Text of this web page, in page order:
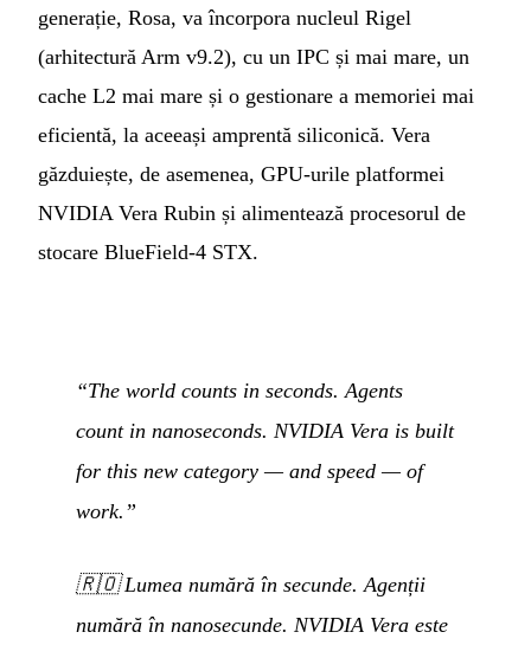
generație, Rosa, va încorpora nucleul Rigel
(arhitectură Arm v9.2), cu un IPC și mai mare, un
cache L2 mai mare și o gestionare a memoriei mai
eficientă, la aceeași amprentă siliconică. Vera
găzduiește, de asemenea, GPU-urile platformei
NVIDIA Vera Rubin și alimentează procesorul de
stocare BlueField-4 STX.
“The world counts in seconds. Agents
count in nanoseconds. NVIDIA Vera is built
for this new category — and speed — of
work.”
🇷🇴Lumea numără în secunde. Agenții
numără în nanosecunde. NVIDIA Vera este